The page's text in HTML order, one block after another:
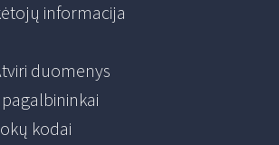
informacija
duomenys
kodai